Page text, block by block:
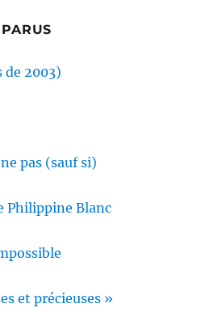
de 2003)
pas (sauf si)
Philippine Blanc
et précieuses »